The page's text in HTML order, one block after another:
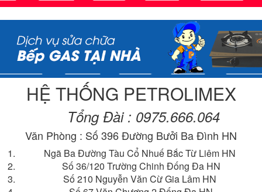
HỆ THỐNG PETROLIMEX
Tổng Đài : 0975.666.064
Văn Phòng : Số 396 Đường Bưởi Ba Đình HN
Ngã Ba Đường Tàu Cổ Nhuế Bắc Từ Liêm HN
Số 36/120 Trường Chinh Đống Đa HN
Số 210 Nguyễn Văn Cừ Gia Lâm HN